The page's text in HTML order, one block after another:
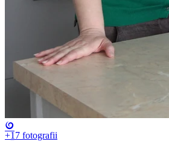
+17 fotografii